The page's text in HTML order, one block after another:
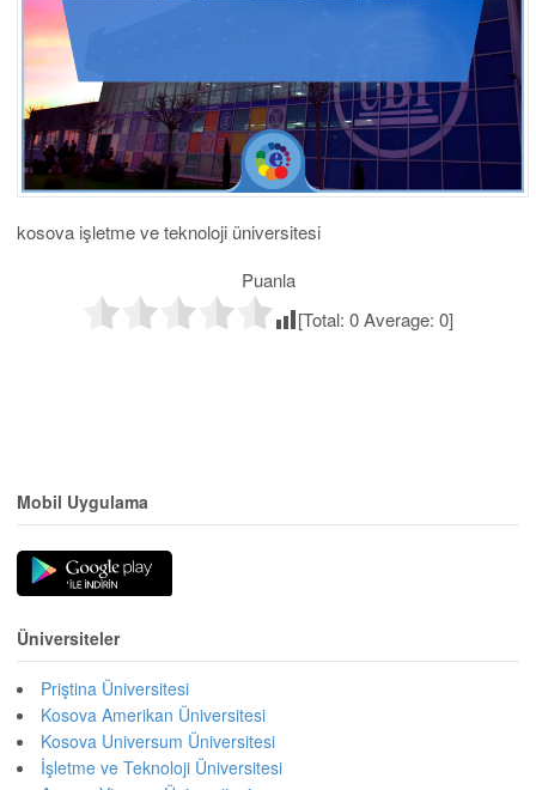
kosova işletme ve teknoloji üniversitesi
Puanla
[Total: 0Average: 0]
Mobil Uygulama
Üniversiteler
Priştina Üniversitesi
Kosova Amerikan Üniversitesi
Kosova Universum Üniversitesi
İşletme ve Teknoloji Üniversitesi